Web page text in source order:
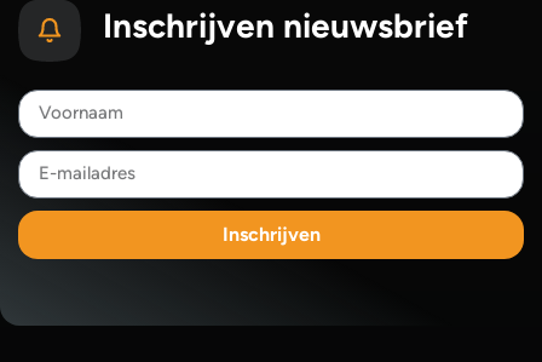
Inschrijven nieuwsbrief
Inschrijven